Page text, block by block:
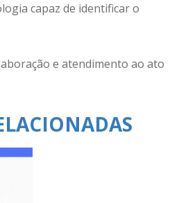
capaz de identificar o
e atendimento ao ato